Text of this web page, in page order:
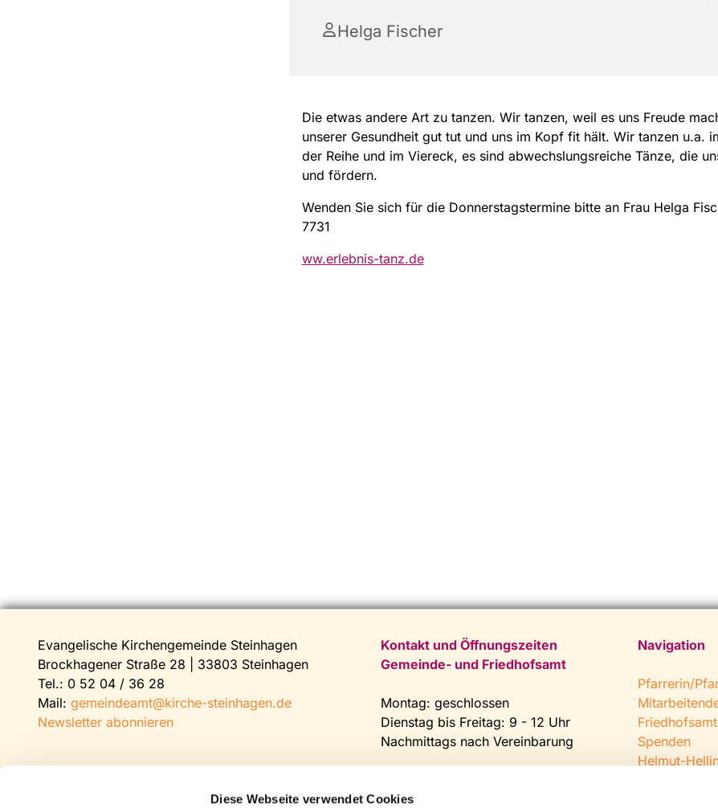
Diese Webseite verwendet Cookies
Helga Fischer
Die etwas andere Art zu tanzen. Wir tanzen, weil es uns Freude
unserer Gesundheit gut tut und uns im Kopf fit hält. Wir tanzen u.a.
der Reihe und im Viereck, es sind abwechslungsreiche Tänze, die
und fördern.
Wenden Sie sich für die Donnerstagstermine bitte an Frau Helga
7731
ww.erlebnis-tanz.de
Evangelische Kirchengemeinde Steinhagen
Brockhagener Straße 28 | 33803 Steinhagen
Tel.: 0 52 04 / 36 28
Mail: gemeindeamt@kirche-steinhagen.de
Newsletter abonnieren
Kontakt und Öffnungszeiten
Gemeinde- und Friedhofsamt
Montag: geschlossen
Dienstag bis Freitag: 9 - 12 Uhr
Nachmittags nach Vereinbarung
Fax: 0 52 04 / 25 65
Navigation
Pfarrerin/
Friedhofsamt
Spenden
Helmut-